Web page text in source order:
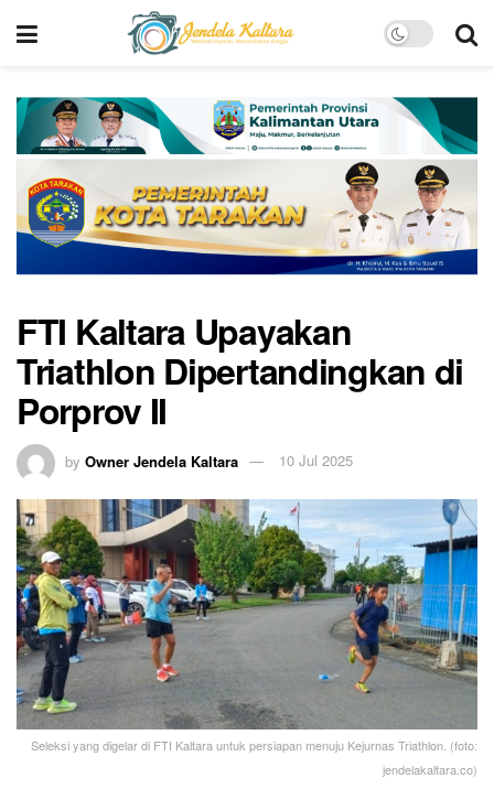
FTI Kaltara Upayakan
Triathlon Dipertandingkan di
Porprov II
by Owner Jendela Kaltara 10 Jul 2025
Seleksi yang digelar di FTI Kaltara untuk persiapan menuju Kejurnas Triathlon. (foto:
jendelakaltara.co)